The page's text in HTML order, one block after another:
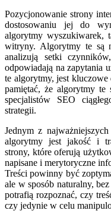
Pozycjonowanie strony
dostosowaniu jej do
algorytmy wyszukiwarek,
witryny. Algorytmy te są
analizują setki
odpowiadają na zapytania
te algorytmy, jest
pamiętać, że algorytmy te
specjalistów SEO
strategii.
Jednym z
algorytmy jest jakość i
strony, które oferują
napisane i merytoryczne
Treści powinny być
ale w sposób naturalny,
potrafią rozpoznać, czy
czy jedynie w celu